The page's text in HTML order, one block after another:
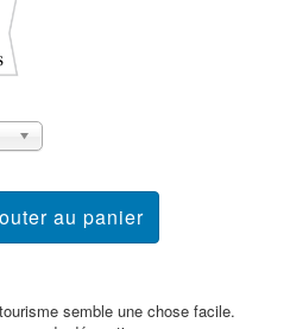
semble une chose facile.